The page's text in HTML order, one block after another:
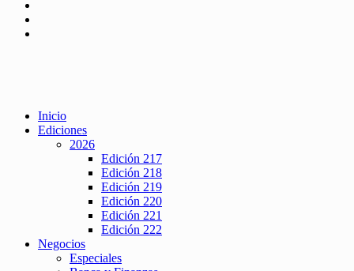
Inicio
Ediciones
2026
Edición 217
Edición 218
Edición 219
Edición 220
Edición 221
Edición 222
Negocios
Especiales